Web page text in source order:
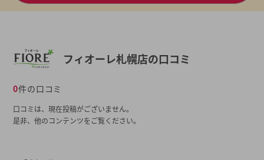
フィオーレ札幌店の口コミ
0件の口コミ
口コミは、現在投稿がございません。
是非、他のコンテンツをご覧ください。